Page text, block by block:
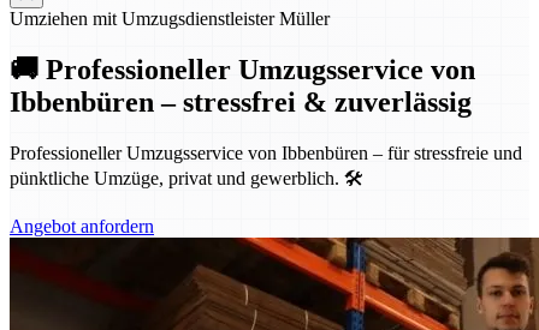
Umziehen mit Umzugsdienstleister Müller
🚚 Professioneller Umzugsservice von
Ibbenbüren – stressfrei & zuverlässig
Professioneller Umzugsservice von Ibbenbüren – für stressfreie und
pünktliche Umzüge, privat und gewerblich. 🛠️
Angebot anfordern